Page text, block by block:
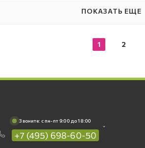
ПОКАЗАТЬ ЕЩЕ
1 2
Звоните: c пн-пт 9:00 до 18:00
+7 (495) 698-60-50